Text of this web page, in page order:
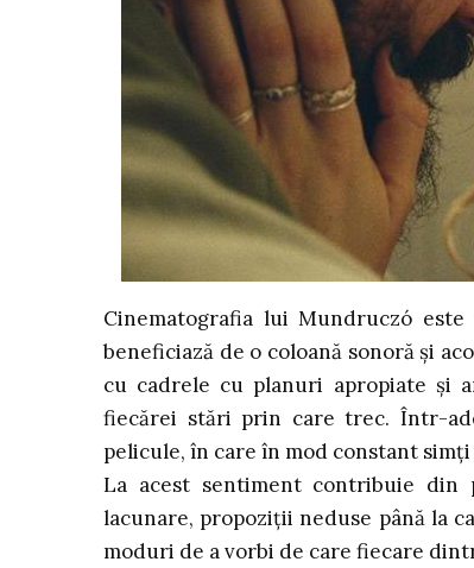
Cinematografia lui Mundruczó
beneficiază de o coloană sonoră și
cu cadrele cu planuri apropiate și
fiecărei stări prin care trec. Într-
pelicule, în care în mod constant
La acest sentiment contribuie din
lacunare, propoziții neduse până la
moduri de a vorbi de care fiecare